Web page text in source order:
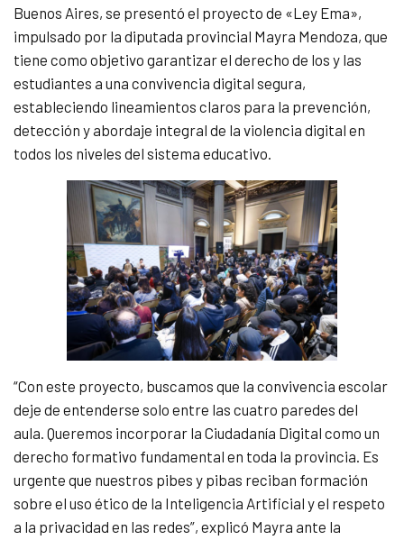
Buenos Aires, se presentó el proyecto de «Ley Ema»,
impulsado por la diputada provincial Mayra Mendoza, que
tiene como objetivo garantizar el derecho de los y las
estudiantes a una convivencia digital segura,
estableciendo lineamientos claros para la prevención,
detección y abordaje integral de la violencia digital en
todos los niveles del sistema educativo.
“Con este proyecto, buscamos que la convivencia escolar
deje de entenderse solo entre las cuatro paredes del
aula. Queremos incorporar la Ciudadanía Digital como un
derecho formativo fundamental en toda la provincia. Es
urgente que nuestros pibes y pibas reciban formación
sobre el uso ético de la Inteligencia Artificial y el respeto
a la privacidad en las redes”, explicó Mayra ante la